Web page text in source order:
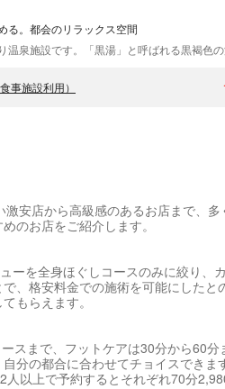
る。都会のリラックス空間
事施設利用）
安店から高級感のあるお店まで、多
のお店をご紹介します。
ーを全身ほぐしコースのみに絞り、
、格安料金での施術を可能にしたと
もらえます。
スまで、フットケアは30分から60分
分の都合に合わせてチョイスできま
以上で予約するとそれぞれ70分